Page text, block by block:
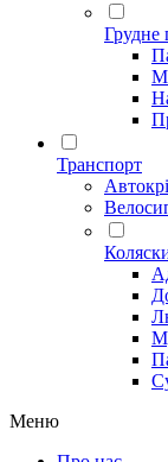
Грудне
Транспорт
Меню